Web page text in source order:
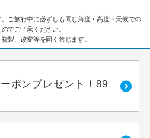
ご旅行中に必ずしも同じ角度・高度・天候での
でご了承ください。
製、改変等を固く禁じます。
ポンプレゼント！89